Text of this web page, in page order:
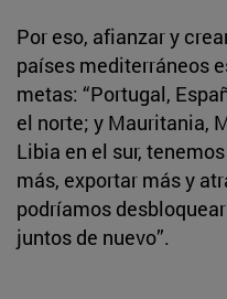
Por eso, afianzar y
países mediterráneos
metas: “Portugal,
el norte; y Mauritania,
Libia en el sur,
más, exportar más y
podríamos
juntos de nuevo”.